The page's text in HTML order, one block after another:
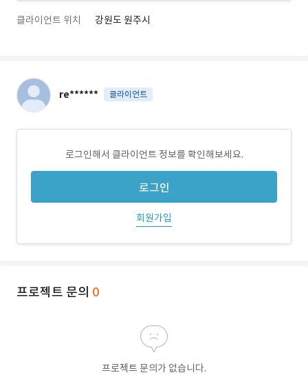
클라이언트 위치 강원도 원주시
re****** 클라이언트
로그인해서 클라이언트 정보를 확인해보세요.
로그인
회원가입
프로젝트 문의 0
프로젝트 문의가 없습니다.